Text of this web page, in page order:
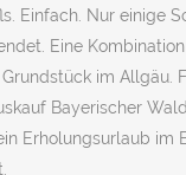
Einfach. Nur einige
Eine
im
Bayerischer
Erholungsurlaub im